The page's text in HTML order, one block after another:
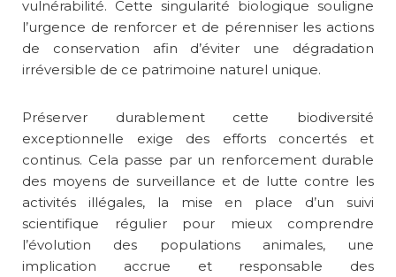
vulnérabilité. Cette singularité biologique souligne
l’urgence de renforcer et de pérenniser les actions
de conservation afin d’éviter une dégradation
irréversible de ce patrimoine naturel unique.
Préserver durablement cette biodiversité
exceptionnelle exige des efforts concertés et
continus. Cela passe par un renforcement durable
des moyens de surveillance et de lutte contre les
activités illégales, la mise en place d’un suivi
scientifique régulier pour mieux comprendre
l’évolution des populations animales, une
implication accrue et responsable des